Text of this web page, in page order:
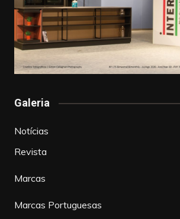
Galeria
Notícias
Revista
Marcas
Marcas Portuguesas